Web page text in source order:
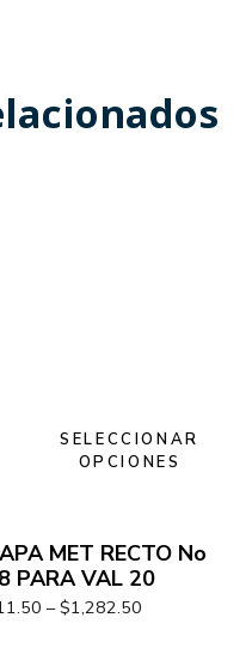
SELECCIONAR
OPCIONES
MET RECTO No
PARA VAL 20
– $1,282.50